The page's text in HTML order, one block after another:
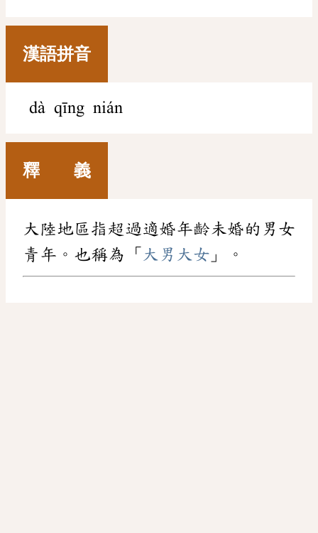
漢語拼音
dà qīng nián
釋 義
大陸地區指超過適婚年齡未婚的男女
青年。也稱為「 大男大女 」。